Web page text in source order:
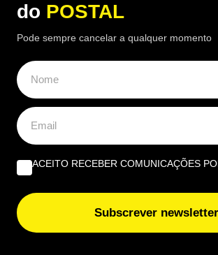
Mulher divorcia-se e
euros do ex-marido por 15
trabalho doméstico:
19:50 7 Agosto, 2026 |Luís Santos
económico de 15 anos de trabalho
fixou uma compensação de 45
do POSTAL
Pode sempre cancelar a qualquer momento
ACEITO RECEBER COMUNICAÇÕES
Subscrever newsletter